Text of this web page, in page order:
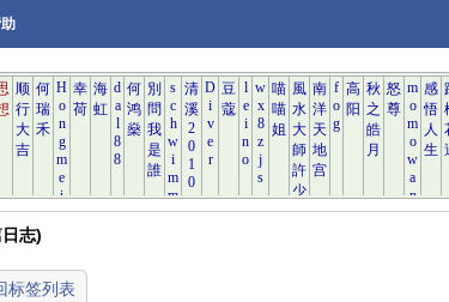
志)
标签列表